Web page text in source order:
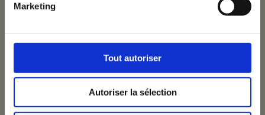
Marketing
Tout autoriser
Autoriser la sélection